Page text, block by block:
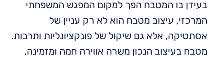
בעידן בו המטבח הפך למקום המפגש המשפחתי
המרכזי, עיצוב מטבח הוא לא רק עניין של
אסתטיקה, אלא גם שיקול של פונקציונליות ותרבות.
מטבח בעיצוב הנכון משרה אווירה חמה ומזמינה,